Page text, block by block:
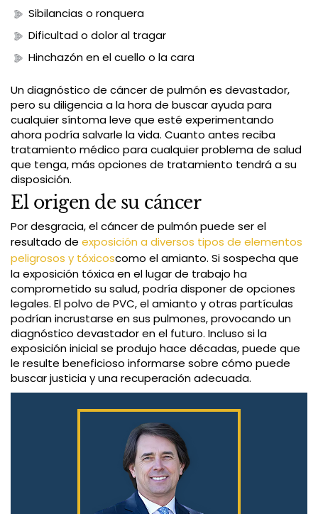
Sibilancias o ronquera
Dificultad o dolor al tragar
Hinchazón en el cuello o la cara
Un diagnóstico de cáncer de pulmón es devastador,
pero su diligencia a la hora de buscar ayuda para
cualquier síntoma leve que esté experimentando
ahora podría salvarle la vida. Cuanto antes reciba
tratamiento médico para cualquier problema de salud
que tenga, más opciones de tratamiento tendrá a su
disposición.
El origen de su cáncer
Por desgracia, el cáncer de pulmón puede ser el
resultado de exposición a diversos tipos de elementos
peligrosos y tóxicoscomo el amianto. Si sospecha que
la exposición tóxica en el lugar de trabajo ha
comprometido su salud, podría disponer de opciones
legales. El polvo de PVC, el amianto y otras partículas
podrían incrustarse en sus pulmones, provocando un
diagnóstico devastador en el futuro. Incluso si la
exposición inicial se produjo hace décadas, puede que
le resulte beneficioso informarse sobre cómo puede
buscar justicia y una recuperación adecuada.